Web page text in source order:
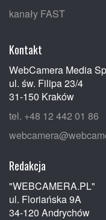
kanały FAST
Kontakt
WebCamera Media
ul. św. Filipa 23/4
31-150 Kraków
tel. +48 12 442 01 86
Redakcja
"WEBCAMERA.PL"
ul. Floriańska 9A
34-120 Andrychów